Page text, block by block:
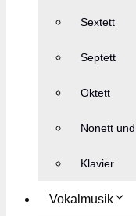
Sextett
Septett
Oktett
Nonett
Klavier
Vokalmusik